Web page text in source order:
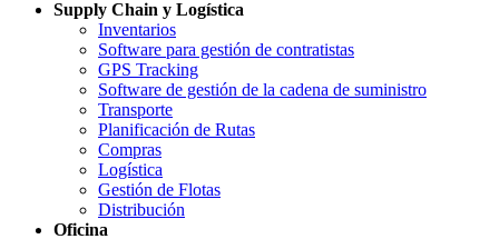
Supply Chain y Logística
Inventarios
Software para gestión de contratistas
GPS Tracking
Software de gestión de la cadena de suministro
Transporte
Planificación de Rutas
Compras
Logística
Gestión de Flotas
Distribución
Oficina